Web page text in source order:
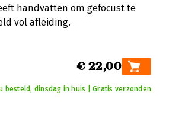
handvatten om gefocust te
vol afleiding.
€ 22,00
besteld, dinsdag in huis | Gratis verzonden